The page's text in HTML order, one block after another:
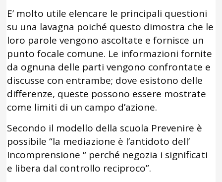
E’ molto utile elencare le principali questioni
su una lavagna poiché questo dimostra che le
loro parole vengono ascoltate e fornisce un
punto focale comune. Le informazioni fornite
da ognuna delle parti vengono confrontate e
discusse con entrambe; dove esistono delle
differenze, queste possono essere mostrate
come limiti di un campo d’azione.
Secondo il modello della scuola Prevenire è
possibile “la mediazione è l’antidoto dell’
Incomprensione “ perché negozia i significati
e libera dal controllo reciproco”.